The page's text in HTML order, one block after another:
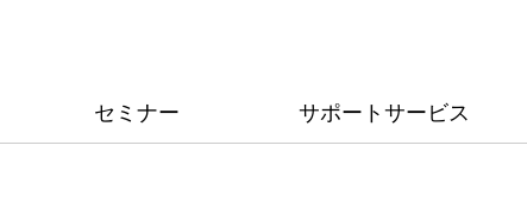
セミナー サポートサービス